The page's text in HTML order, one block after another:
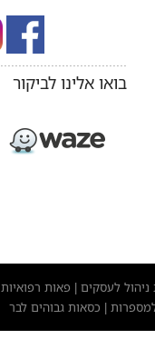
בואו אלינו לביקור
ניהול לעסקים פאות רפואיות
| כסאות גבוהים לבר